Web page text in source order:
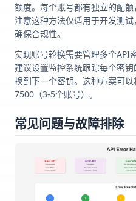
额度。每个账号都有独立的配额
注意这种方法仅适用于开发测
确保合规性。
实现账号轮换需要管理多个API
建议设置监控系统跟踪每个密
换到下一个密钥。这种方案可
7500（3-5个账号）。
常见问题与故障排除